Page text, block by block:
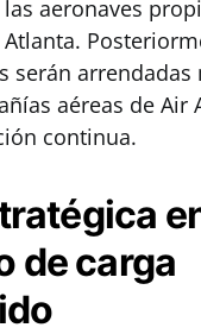
aeronaves
serán arrendadas
aéreas de Air
continua.
de carga